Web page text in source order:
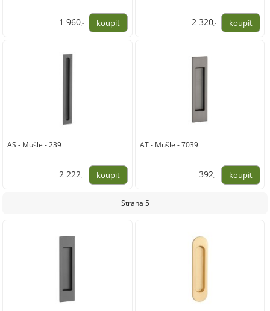
1 960,- 2 320,-
AS - Mušle - 239
2 222,-
AT - Mušle - 7039
392,-
Strana 5